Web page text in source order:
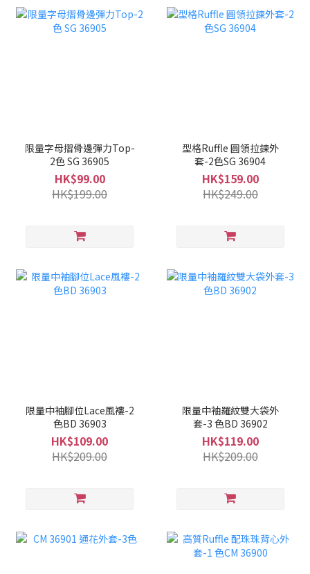
限量字母摺骨邊彈力Top-
2色 SG 36905
HK$99.00
HK$199.00
型格Ruffle 圓領拉鍊外
套-2色SG 36904
HK$159.00
HK$249.00
限量中袖腳位Lace風褸-2
色BD 36903
HK$109.00
HK$209.00
限量中袖羅紋雙大袋外
套-3 色BD 36902
HK$119.00
HK$209.00